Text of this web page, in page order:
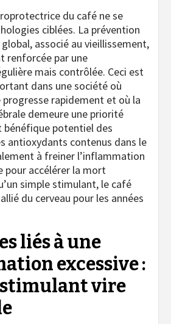
du café ne se
ciblées. La prévention
associé au vieillissement,
renforcée par une
mais contrôlée. Ceci est
dans une société où
progresse rapidement et où la
demeure une priorité
bénéfique potentiel des
antioxydants contenus dans le
à freiner l’inflammation
pour accélérer la mort
simple stimulant, le café
du cerveau pour les années
liés à une
excessive :
vire